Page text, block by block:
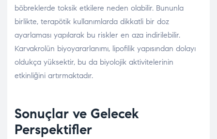
böbreklerde toksik etkilere neden olabilir. Bununla
birlikte, terapötik kullanımlarda dikkatli bir doz
ayarlaması yapılarak bu riskler en aza indirilebilir.
Karvakrolün biyoyararlanımı, lipofilik yapısından dolayı
oldukça yüksektir, bu da biyolojik aktivitelerinin
etkinliğini artırmaktadır.
Sonuçlar ve Gelecek
Perspektifler